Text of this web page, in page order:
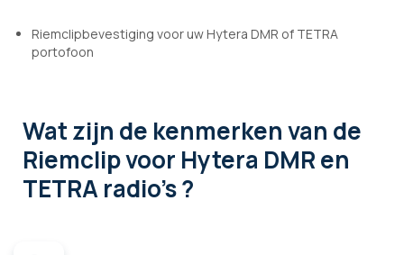
Riemclipbevestiging voor uw Hytera DMR of TETRA
portofoon
Wat zijn de kenmerkenvan de
Riemclip voor Hytera DMR en
TETRA radio's ?